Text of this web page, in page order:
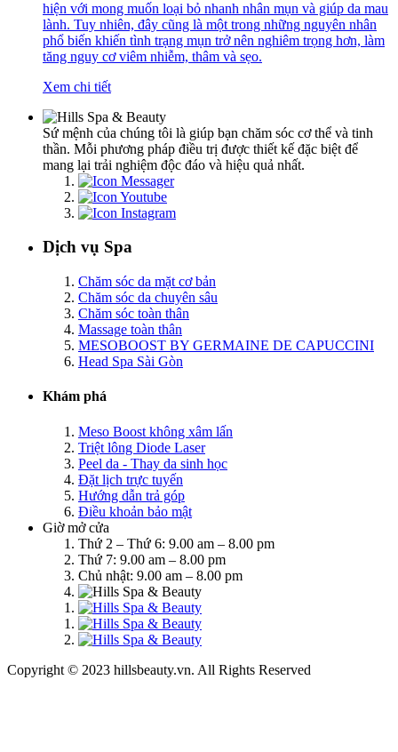
hiện với mong muốn loại bỏ nhanh nhân mụn và giúp da mau
lành. Tuy nhiên, đây cũng là một trong những nguyên nhân
phổ biến khiến tình trạng mụn trở nên nghiêm trọng hơn, làm
tăng nguy cơ viêm nhiễm, thâm và sẹo.
Xem chi tiết
Sứ mệnh của chúng tôi là giúp bạn chăm sóc cơ thể và tinh
thần. Mỗi phương pháp điều trị được thiết kế đặc biệt để
mang lại trải nghiệm độc đáo và hiệu quả nhất.
Dịch vụ Spa
Chăm sóc da mặt cơ bản
Chăm sóc da chuyên sâu
Chăm sóc toàn thân
Massage toàn thân
MESOBOOST BY GERMAINE DE CAPUCCINI
Head Spa Sài Gòn
Khám phá
Meso Boost không xâm lấn
Triệt lông Diode Laser
Peel da - Thay da sinh học
Đặt lịch trực tuyến
Hướng dẫn trả góp
Điều khoản bảo mật
Giờ mở cửa
Thứ 2 – Thứ 6: 9.00 am – 8.00 pm
Thứ 7: 9.00 am – 8.00 pm
Chủ nhật: 9.00 am – 8.00 pm
Copyright © 2023 hillsbeauty.vn. All Rights Reserved